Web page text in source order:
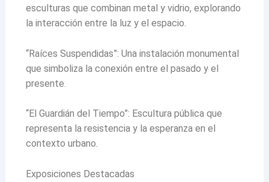
esculturas que combinan metal y vidrio, explorando
la interacción entre la luz y el espacio.
“Raíces Suspendidas”: Una instalación monumental
que simboliza la conexión entre el pasado y el
presente.
“El Guardián del Tiempo”: Escultura pública que
representa la resistencia y la esperanza en el
contexto urbano.
Exposiciones Destacadas